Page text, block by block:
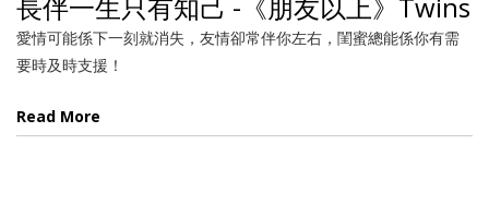
愛情可能係下一刻就消失，友情卻常伴你左右，閨蜜總能係你有需
要時及時支援！
Read More